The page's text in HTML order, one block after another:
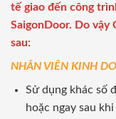
tế giao đến công
SaigonDoor. Do vậy
sau:
NHÂN VIÊN KINH
Sử dụng khác số
hoặc ngay sau